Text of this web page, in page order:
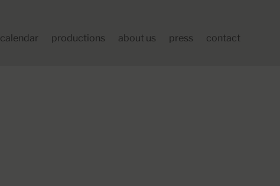
calendar productions about us press contact